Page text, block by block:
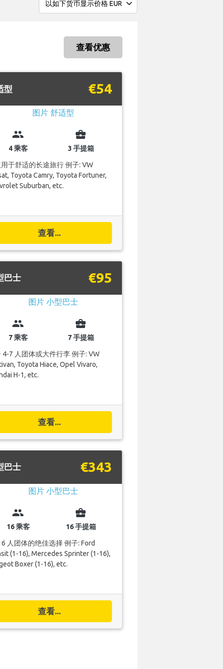
查看优惠
型 €54
group
4 乘客
business_center
3 手提箱
于舒适的长途旅行 例子: VW
Toyota Camry, Toyota Fortuner,
Suburban, etc.
查看...
巴士 €95
group
7 乘客
business_center
7 手提箱
4-7 人团体或大件行李 例子: VW
Toyota Hiace, Opel Vivaro,
H-1, etc.
查看...
巴士 €343
group
16 乘客
business_center
16 手提箱
人团体的绝佳选择 例子: Ford
(1-16), Mercedes Sprinter (1-16),
Boxer (1-16), etc.
查看...